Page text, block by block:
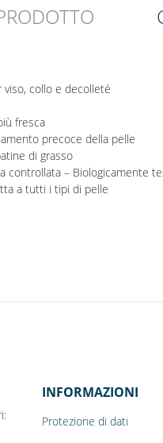
viso, collo e decolleté
fresca
precoce della pelle
di grasso
controllata – Biologicamente
a tutti i tipi di pelle
INFORMAZIONI
Protezione di dati